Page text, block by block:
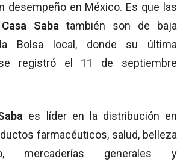
desempeño en México. Es que las
Casa Saba también son de baja
Bolsa local, donde su última
registró el 11 de septiembre
es líder en la distribución en
farmacéuticos, salud, belleza
mercaderías generales y